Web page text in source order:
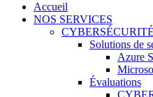
Accueil
NOS SERVICES
CYBERSÉCURITÉ
Solutions de
Azure
Évaluations